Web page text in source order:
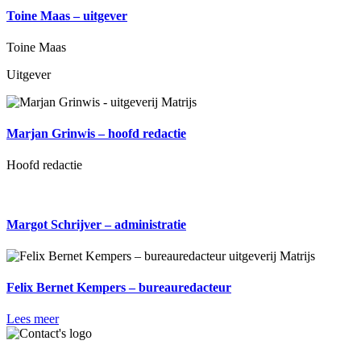
Toine Maas – uitgever
Toine Maas
Uitgever
Marjan Grinwis – hoofd redactie
Hoofd redactie
Margot Schrijver – administratie
Felix Bernet Kempers – bureauredacteur
Lees meer